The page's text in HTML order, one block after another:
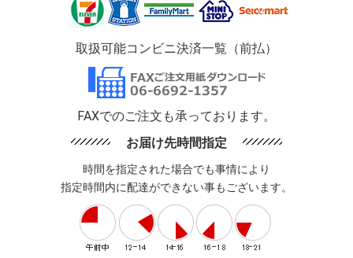
取扱可能コンビニ決済一覧（前払）
FAXでのご注文も承っております。
お届け先時間指定
時間を指定された場合でも事情により
指定時間内に配達ができない事もございます。